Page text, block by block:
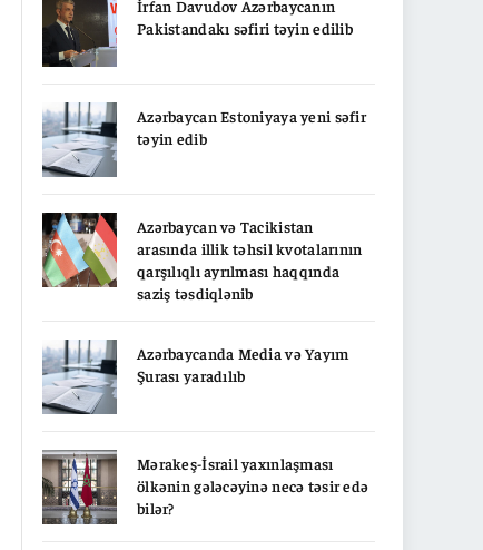
İrfan Davudov Azərbaycanın
Pakistandakı səfiri təyin edilib
Azərbaycan Estoniyaya yeni səfir
təyin edib
Azərbaycan və Tacikistan
arasında illik təhsil kvotalarının
qarşılıqlı ayrılması haqqında
saziş təsdiqlənib
Azərbaycanda Media və Yayım
Şurası yaradılıb
Mərakeş-İsrail yaxınlaşması
ölkənin gələcəyinə necə təsir edə
bilər?